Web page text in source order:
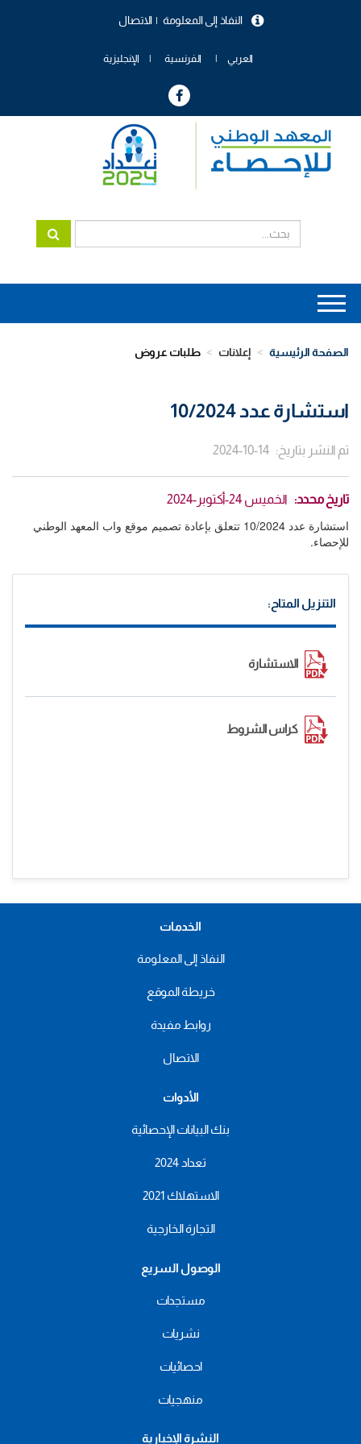
الاتصال النفاذ إلى المعلومة
العربي الفرنسية الإنجليزية
Main
navigation
الصفحة الرئيسية إعلانات طلبات عروض
استشارة عدد 10/2024
تم النشر بتاريخ 2024-10-14
تاريخ محدد الخميس 24-أكتوبر-2024
استشارة عدد 10/2024 تتعلق بإعادة تصميم موقع واب المعهد الوطني
للإحصاء.
التنزيل المتاح:
الاستشارة
كراس الشروط
الخدمات
النفاذ إلى المعلومة
خريطة الموقع
روابط مفيدة
الاتصال
الأدوات
بنك البيانات الإحصائية
تعداد 2024
الاستهلاك 2021
التجارة الخارجية
الوصول السريع
مستجدات
نشريات
احصائيات
منهجيات
النشرة الإخبارية